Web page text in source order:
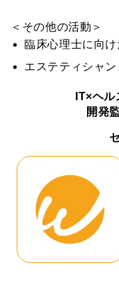
＜その他の活動＞
臨床心理士に向
エステティシャ
IT×ヘ
開発